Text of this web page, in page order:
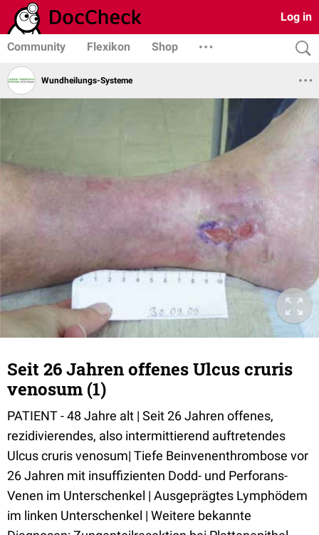
Log in
Community Flexikon Shop
Wundheilungs-Systeme
Seit 26 Jahren offenes Ulcus cruris
venosum (1)
PATIENT - 48 Jahre alt | Seit 26 Jahren offenes,
rezidivierendes, also intermittierend auftretendes
Ulcus cruris venosum| Tiefe Beinvenenthrombose vor
26 Jahren mit insuffizienten Dodd- und Perforans-
Venen im Unterschenkel | Ausgeprägtes Lymphödem
im linken Unterschenkel | Weitere bekannte